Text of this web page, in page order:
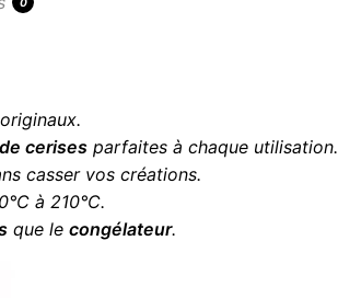
0
cerisesparfaites à chaque utilisation.
casser vos créations.
à 210°C.
que le congélateur.